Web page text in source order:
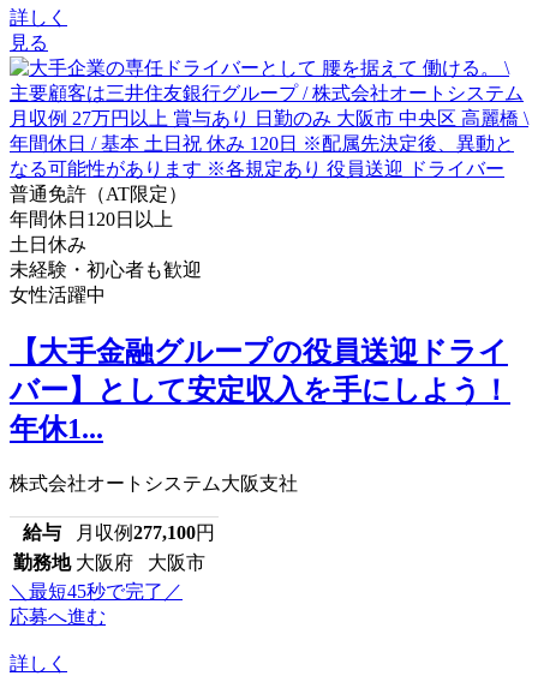
詳しく
見る
普通免許（AT限定）
年間休日120日以上
土日休み
未経験・初心者も歓迎
女性活躍中
【大手金融グループの役員送迎ドライ
バー】として安定収入を手にしよう！
年休1...
株式会社オートシステム大阪支社
給与 月収例277,100円
勤務地 大阪府 大阪市
＼最短45秒で完了／
応募へ進む
詳しく